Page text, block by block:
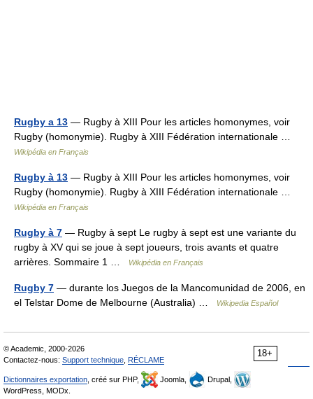
Rugby a 13 — Rugby à XIII Pour les articles homonymes, voir
Rugby (homonymie). Rugby à XIII Fédération internationale …
Wikipédia en Français
Rugby à 13 — Rugby à XIII Pour les articles homonymes, voir
Rugby (homonymie). Rugby à XIII Fédération internationale …
Wikipédia en Français
Rugby à 7 — Rugby à sept Le rugby à sept est une variante du
rugby à XV qui se joue à sept joueurs, trois avants et quatre
arrières. Sommaire 1 …
Wikipédia en Français
Rugby 7 — durante los Juegos de la Mancomunidad de 2006, en
el Telstar Dome de Melbourne (Australia) …
Wikipedia Español
18+
© Academic, 2000-2026
Contactez-nous: Support technique RÉCLAME
Dictionnaires exportation , créé sur PHP, Joomla,
Drupal,
WordPress, MODx.